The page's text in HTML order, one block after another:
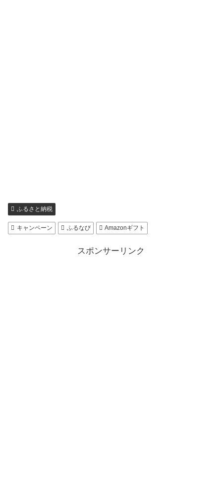
ふるさと納税
キャンペーン ふるなび Amazonギフト
スポンサーリンク